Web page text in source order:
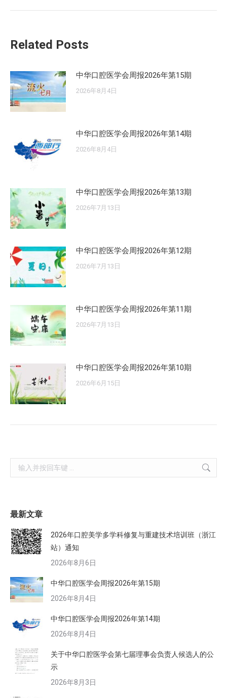
的
Related Posts
中华口腔医学会周报2026年第15期
2026年8月4日
中华口腔医学会周报2026年第14期
2026年8月4日
中华口腔医学会周报2026年第13期
2026年7月13日
中华口腔医学会周报2026年第12期
2026年7月13日
中华口腔医学会周报2026年第11期
2026年7月13日
中华口腔医学会周报2026年第10期
2026年6月15日
Search:
最新文章
2026年口腔美学多学科修复与重建技术培训班（浙江
站）通知
2026年8月6日
中华口腔医学会周报2026年第15期
2026年8月4日
中华口腔医学会周报2026年第14期
2026年8月4日
关于中华口腔医学会第七届理事会负责人候选人的公
示
2026年8月3日